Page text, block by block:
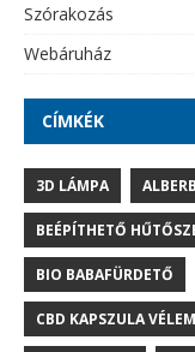
Szórakozás
Webáruház
CÍMKÉK
3D LÁMPA
BEÉPÍTHETŐ
BIO BABAFÜRDETŐ
CBD KAPSZULA